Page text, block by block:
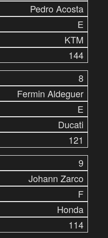
Pedro Acosta
E
KTM
144
8
Fermin Aldeguer
E
Ducati
121
9
Johann Zarco
F
Honda
114